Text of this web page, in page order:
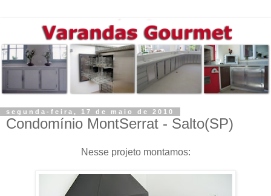
segunda-feira, 17 de maio de 2010
Condomínio MontSerrat - Salto(SP)
Nesse projeto montamos: